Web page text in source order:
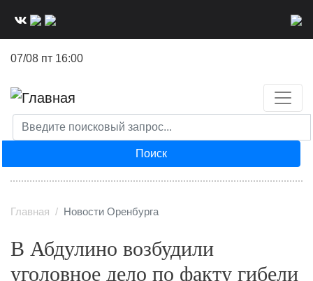
07/08 пт 16:00
Поиск
Главная Новости Оренбурга
В Абдулино возбудили
уголовное дело по факту гибели